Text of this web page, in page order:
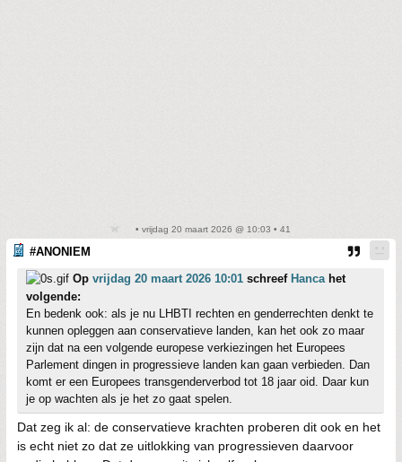
• vrijdag 20 maart 2026 @ 10:03 • 41
#ANONIEM
Op vrijdag 20 maart 2026 10:01 schreef Hancahet
volgende:
En bedenk ook: als je nu LHBTI rechten en genderrechten denkt te
kunnen opleggen aan conservatieve landen, kan het ook zo maar
zijn dat na een volgende europese verkiezingen het Europees
Parlement dingen in progressieve landen kan gaan verbieden. Dan
komt er een Europees transgenderverbod tot 18 jaar oid. Daar kun
je op wachten als je het zo gaat spelen.
Dat zeg ik al: de conservatieve krachten proberen dit ook en het
is echt niet zo dat ze uitlokking van progressieven daarvoor